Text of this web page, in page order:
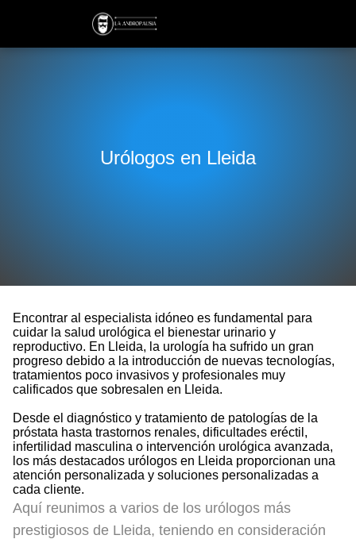
Urólogos en Lleida
Encontrar al especialista idóneo es fundamental para
cuidar la salud urológica el bienestar urinario y
reproductivo. En Lleida, la urología ha sufrido un gran
progreso debido a la introducción de nuevas tecnologías,
tratamientos poco invasivos y profesionales muy
calificados que sobresalen en Lleida.
Desde el diagnóstico y tratamiento de patologías de la
próstata hasta trastornos renales, dificultades eréctil,
infertilidad masculina o intervención urológica avanzada,
los más destacados urólogos en Lleida proporcionan una
atención personalizada y soluciones personalizadas a
cada cliente.
Aquí reunimos a varios de los urólogos más
prestigiosos de Lleida, teniendo en consideración